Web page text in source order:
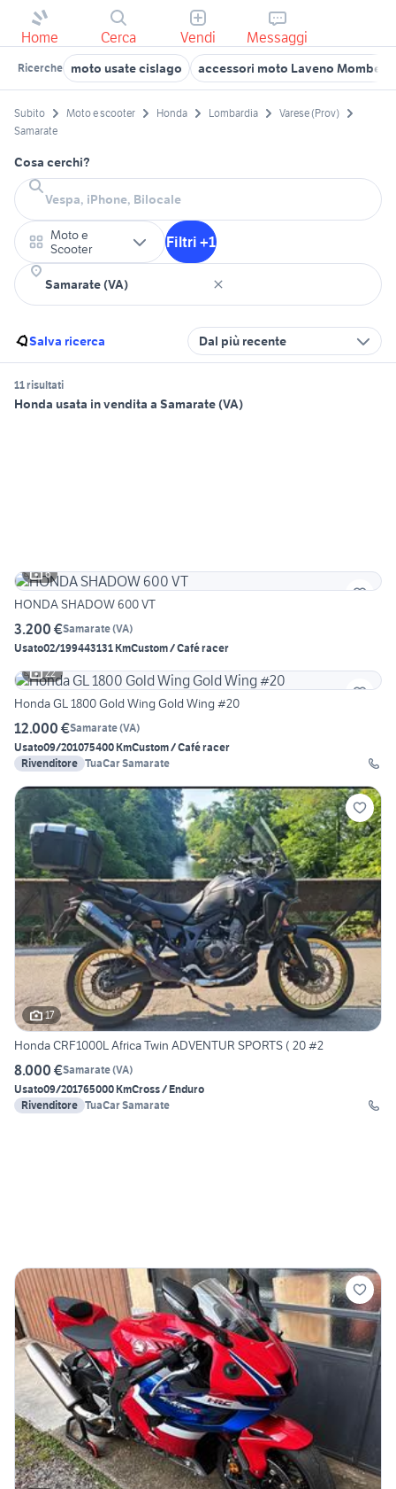
Home Cerca Vendi Messaggi
Ricerche moto usate cislago accessori moto Laveno Mombello
Subito Moto e scooter Honda Lombardia
Varese (Prov)
Samarate
Cosa cerchi?
Moto e
Scooter
Filtri +1
Salva ricerca Dal più recente
11 risultati
Honda usata in vendita a Samarate (VA)
6
HONDA SHADOW 600 VT
3.200 €Samarate(VA)
Usato02/199443131 KmCustom / Café racer
22
Honda GL 1800 Gold Wing Gold Wing #20
12.000 €Samarate(VA)
Usato09/201075400 KmCustom / Café racer
Rivenditore TuaCar Samarate
17
Honda CRF1000L Africa Twin ADVENTUR SPORTS ( 20 #2
8.000 €Samarate(VA)
Usato09/201765000 KmCross / Enduro
Rivenditore TuaCar Samarate